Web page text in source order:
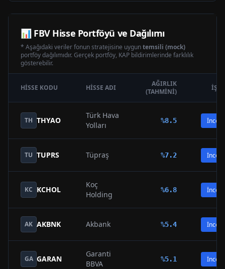
📊 FBVHisse Portföyü ve Dağılımı
* Aşağıdaki veriler fonun stratejisine uyguntemsili (mock)
portföy dağılımıdır. Gerçek portföy, KAP bildirimlerinde farklılık
gösterebilir.
HISSE KODU HISSE ADI
AĞIRLIK
(TAHMINI)
TH THYAO
Türk Hava
Yolları
%8.5 İncele
TU TUPRS Tüpraş %7.2 İncele
KC KCHOL
Koç
Holding
%6.8 İncele
AK AKBNK Akbank %5.4 İncele
GA GARAN
Garanti
BBVA
%5.1 İncele